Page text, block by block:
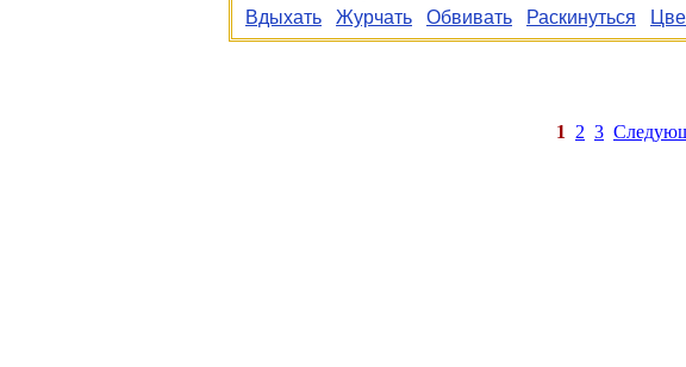
Вдыхать
Журчать Обвивать Раскинуться
1 2 3